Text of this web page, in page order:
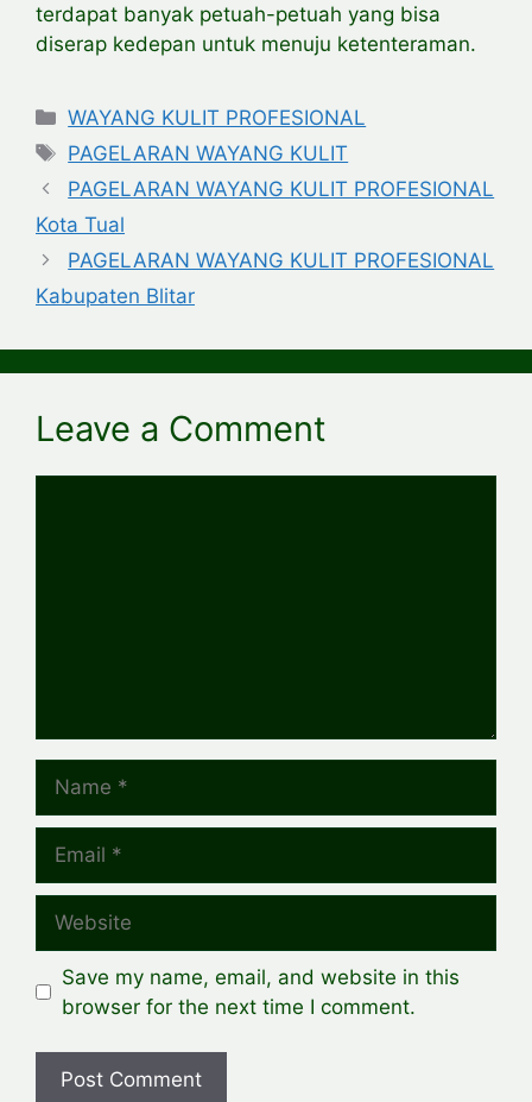
terdapat banyak petuah-petuah yang bisa
diserap kedepan untuk menuju ketenteraman.
Categories
WAYANG KULIT PROFESIONAL
Tags
PAGELARAN WAYANG KULIT
PAGELARAN WAYANG KULIT PROFESIONAL
Kota Tual
PAGELARAN WAYANG KULIT PROFESIONAL
Kabupaten Blitar
Leave a Comment
Save my name, email, and website in this
browser for the next time I comment.